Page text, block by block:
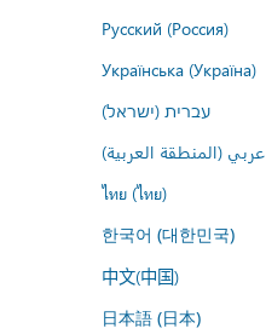
Русский (Россия)
Українська (Україна)
עברית (ישראל)
عربي (المنطقة العربية)
ไทย (ไทย)
한국어 (대한민국)
中文(中国)
日本語 (日本)